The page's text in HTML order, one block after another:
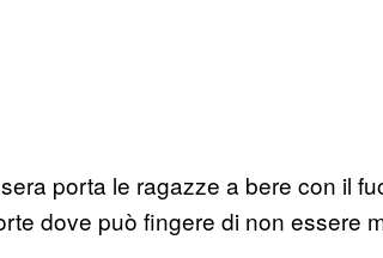
porta le ragazze a bere con il
dove può fingere di non essere